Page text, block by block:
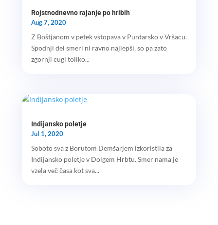
Rojstnodnevno rajanje po hribih
Aug 7, 2020
Z Boštjanom v petek vstopava v Puntarsko v Vršacu.
Spodnji del smeri ni ravno najlepši, so pa zato
zgornji cugi toliko...
Indijansko poletje
Jul 1, 2020
Soboto sva z Borutom Demšarjem izkoristila za
Indijansko poletje v Dolgem Hrbtu. Smer nama je
vzela več časa kot sva...